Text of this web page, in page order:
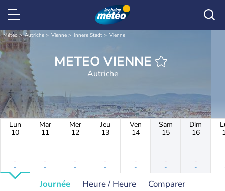
Météo Autriche Vienne Innere Stadt Vienne
METEO VIENNE
Autriche
Lun
10
-
-
Mar
11
-
-
Mer
12
-
-
Jeu
13
-
-
Ven
14
-
-
Sam
15
-
-
Dim
16
-
-
Journée Heure / Heure Comparer